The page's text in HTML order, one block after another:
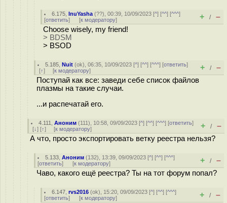
6.175 ,InuYasha (??), 00:39, 10/09/2023 [^] [^^] [^^^]
[ответить] [к модератору] + / –
Choose wisely, my friend!
> BDSM
> BSOD
5.185 ,Nuit (ok), 06:35, 10/09/2023 [^] [^^] [^^^] [ответить]
[↑] [к модератору] + / –
Поступай как все: заведи себе список файлов
плазмы на такие случаи.
...и распечатай его.
4.111 ,Аноним (111), 10:58, 09/09/2023 [^] [^^] [^^^] [ответить]
[↓] [↑] [к модератору] + / –
А что, просто экспортировать ветку реестра нельзя?
5.133 ,Аноним (132), 13:39, 09/09/2023 [^] [^^] [^^^]
[ответить] [к модератору] + / –
Чаво, какого ещё реестра? Ты на тот форум попал?
6.147 ,rvs2016 (ok), 15:20, 09/09/2023 [^] [^^] [^^^]
[ответить] [к модератору] + / –